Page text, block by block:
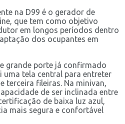
na D99 é o gerador de
que tem como objetivo
em longos períodos dentro
dos ocupantes em
grande porte já confirmado
uma tela central para entreter
terceira fileiras. Na minivan,
de ser inclinada entre
de baixa luz azul,
mais segura e confortável